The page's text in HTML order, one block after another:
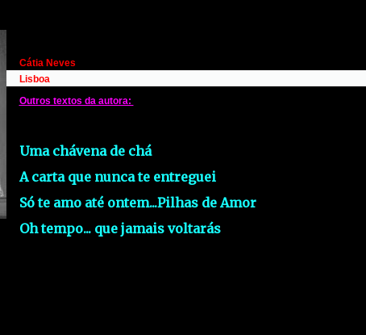
Cátia Neves
Lisboa
Outros textos da autora:
Uma chávena de chá
A carta que nunca te entreguei
Só te amo até ontem...Pilhas de Amor
Oh tempo... que jamais voltarás